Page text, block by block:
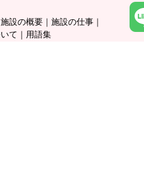
施設の概要
施設の仕事
て 用語集